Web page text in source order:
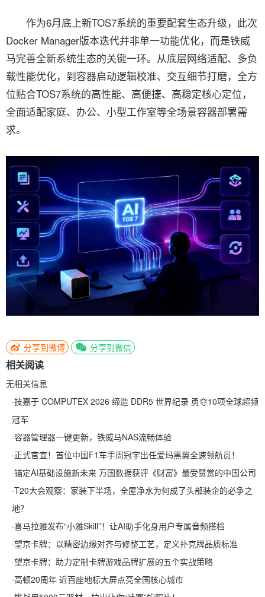
作为6月底上新TOS7系统的重要配套生态升级，此次
Docker Manager版本迭代并非单一功能优化，而是铁威
马完善全新系统生态的关键一环。从底层网络适配、多负
载性能优化，到容器启动逻辑校准、交互细节打磨，全方
位贴合TOS7系统的高性能、高便捷、高稳定核心定位，
全面适配家庭、办公、小型工作室等全场景容器部署需
求。
分享到微博 分享到微信
相关阅读
无相关信息
·技嘉于 COMPUTEX 2026 缔造 DDR5 世界纪录 勇夺10项全球超频
冠军
·容器管理器一键更新，铁威马NAS流畅体验
·正式官宣！首位中国F1车手周冠宇出任爱玛黑翼全速领航员！
·锚定AI基础设施新未来 万国数据获评《财富》最受赞赏的中国公司
·T20大会观察：家装下半场，全屋净水为何成了头部装企的必争之
地？
·喜马拉雅发布“小雅Skill”！让AI助手化身用户专属音频搭档
·望京卡牌：以精密边缘对齐与修整工艺，定义扑克牌品质标准
·望京卡牌：助力定制卡牌游戏品牌扩展的五个实战策略
·高顿20周年 近百座地标大屏点亮全国核心城市